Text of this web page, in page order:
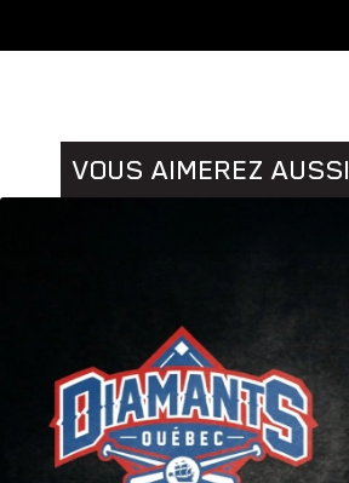
VOUS AIMEREZ AUSSI